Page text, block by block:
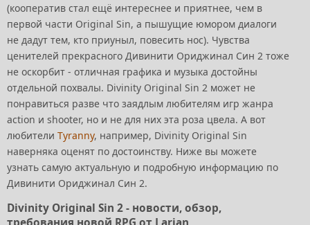
(кооператив стал ещё интереснее и приятнее, чем в
первой части Original Sin, а пышущие юмором диалоги
не дадут тем, кто приуныл, повесить нос). Чувства
ценителей прекрасного Дивинити Ориджинал Син 2 тоже
не оскорбит - отличная графика и музыка достойны
отдельной похвалы. Divinity Original Sin 2 может не
понравиться разве что заядлым любителям игр жанра
action и shooter, но и не для них эта роза цвела. А вот
любители Tyranny, например, Divinity Original Sin
наверняка оценят по достоинству. Ниже вы можете
узнать самую актуальную и подробную информацию по
Дивинити Ориджинал Син 2.
Divinity Original Sin 2 - новости, обзор,